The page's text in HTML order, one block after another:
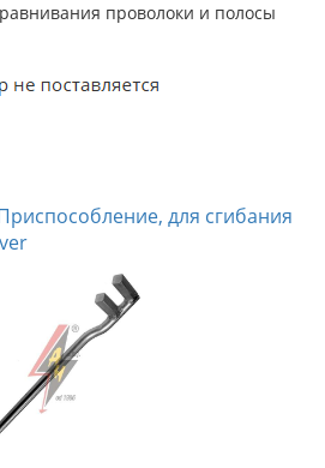
проволоки и полосы
для сгибания